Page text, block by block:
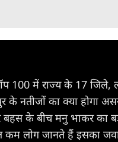
100 में राज्य के 17
के नतीजों का क्या होगा
बहस के बीच मनु भाकर का
कम लोग जानते हैं इसका